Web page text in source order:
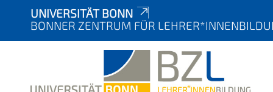
UNIVERSITÄT BONN
BONNER ZENTRUM FÜR